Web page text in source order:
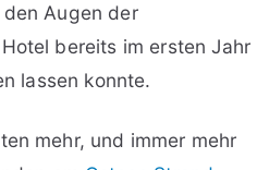
Augen der
bereits im ersten Jahr
lassen konnte.
mehr, und immer mehr